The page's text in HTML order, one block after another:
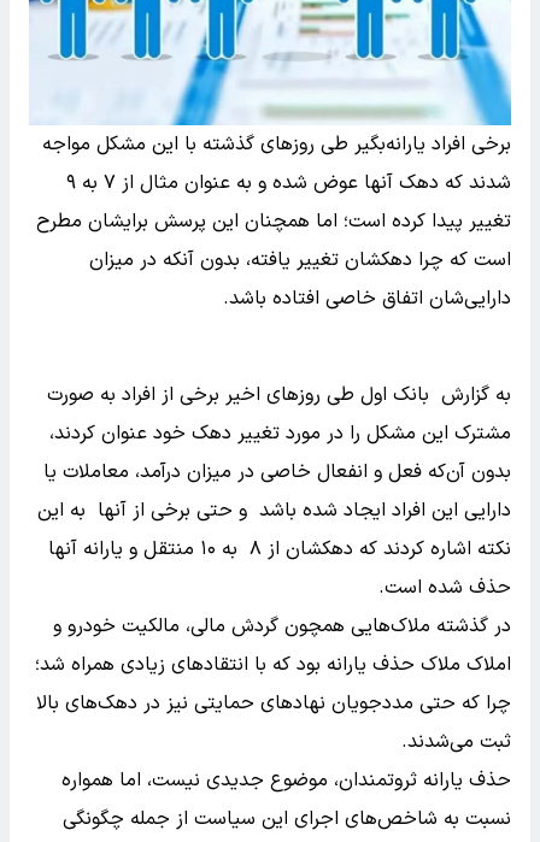
برخی افراد یارانه‌بگیر طی روزهای گذشته با این مشکل مواجه
شدند که دهک آنها عوض شده و به عنوان مثال از ۷ به ۹
تغییر پیدا کرده‌ است؛ اما همچنان این پرسش برایشان مطرح
است که چرا دهکشان تغییر یافته، بدون آنکه در میزان
دارایی‌شان اتفاق خاصی افتاده باشد.
به گزارش بانک اول طی روزهای اخیر برخی از افراد به صورت
مشترک این مشکل را در مورد تغییر دهک‌ خود عنوان کردند،
بدون آن‌که فعل و انفعال خاصی در میزان درآمد، معاملات یا
دارایی این افراد ایجاد شده باشد و حتی برخی از آنها به این
نکته اشاره کردند که دهکشان از ۸ به ۱۰ منتقل و یارانه آنها
حذف شده است.
در گذشته ملاک‌هایی همچون گردش مالی، مالکیت خودرو و
املاک ملاک حذف یارانه بود که با انتقادهای زیادی همراه شد؛
چرا که حتی مددجویان نهادهای حمایتی نیز در دهک‌های بالا
ثبت می‌شدند.
حذف یارانه ثروتمندان، موضوع جدیدی نیست، اما همواره
نسبت به شاخص‌های اجرای این سیاست از جمله چگونگی